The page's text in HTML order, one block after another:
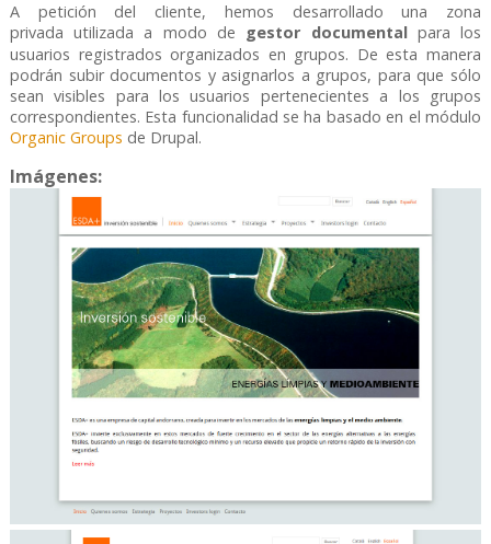
A petición del cliente, hemos desarrollado una zona
privadautilizada a modo de gestor documental para los
usuarios registrados organizados en grupos. De esta manera
podrán subir documentos y asignarlos a grupos, para que sólo
sean visibles para los usuarios pertenecientes a los grupos
correspondientes. Esta funcionalidad se ha basado en el módulo
Organic Groups de Drupal.
Imágenes: